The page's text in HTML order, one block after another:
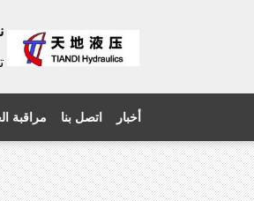
مراقبة اتصل بنا أخبار